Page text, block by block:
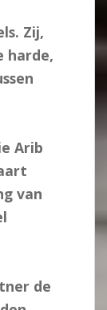
Zij,
harde,
Arib
van
de